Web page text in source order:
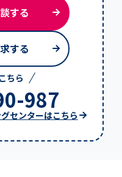
する
する
ちら
987
センターはこちら